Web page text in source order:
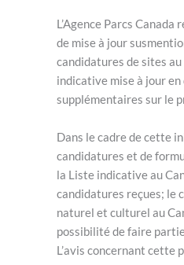
L’Agence Parcs
de mise à jour
candidatures de sites
indicative mise à jour
supplémentaires sur le
Dans le cadre de cette
candidatures et de
la Liste indicative au
candidatures reçues; le
naturel et culturel au
possibilité de faire
L’avis concernant cette